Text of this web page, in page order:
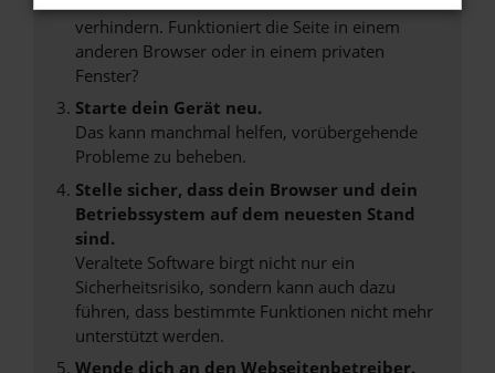
verhindern. Funktioniert die Seite in einem
anderen Browser oder in einem privaten
Fenster?
Starte dein Gerät neu.
Das kann manchmal helfen, vorübergehende
Probleme zu beheben.
Stelle sicher, dass dein Browser und dein
Betriebssystem auf dem neuesten Stand
sind.
Veraltete Software birgt nicht nur ein
Sicherheitsrisiko, sondern kann auch dazu
führen, dass bestimmte Funktionen nicht mehr
unterstützt werden.
Wende dich an den Webseitenbetreiber.